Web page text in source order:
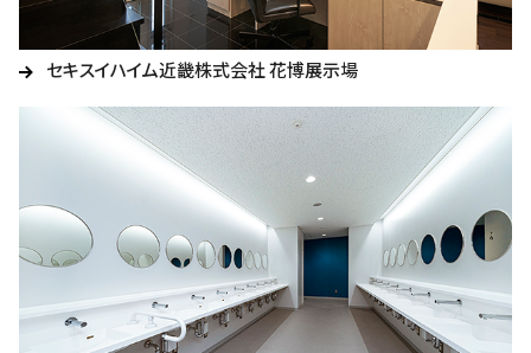
セキスイハイム近畿株式会社 花博展示場